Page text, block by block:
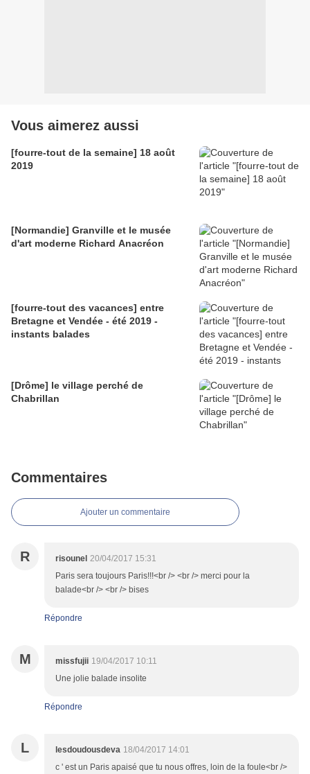
Vous aimerez aussi
[fourre-tout de la semaine] 18 août
2019
[Normandie] Granville et le musée
d'art moderne Richard Anacréon
[fourre-tout des vacances] entre
Bretagne et Vendée - été 2019 -
instants balades
[Drôme] le village perché de
Chabrillan
Commentaires
Ajouter un commentaire
R risounel 20/04/2017 15:31
Paris sera toujours Paris!!!<br /> <br /> merci pour la
balade<br /> <br /> bises
Répondre
M missfujii 19/04/2017 10:11
Une jolie balade insolite
Répondre
L lesdoudousdeva 18/04/2017 14:01
c ' est un Paris apaisé que tu nous offres, loin de la foule<br />